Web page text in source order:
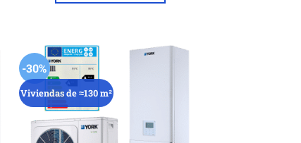
-30%
Viviendas de ≈130 m²